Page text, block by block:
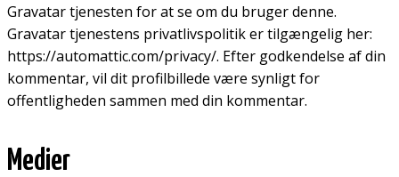
Gravatar tjenesten for at se om du bruger denne.
Gravatar tjenestens privatlivspolitik er tilgængelig her:
https://automattic.com/privacy/. Efter godkendelse af din
kommentar, vil dit profilbillede være synligt for
offentligheden sammen med din kommentar.
Medier